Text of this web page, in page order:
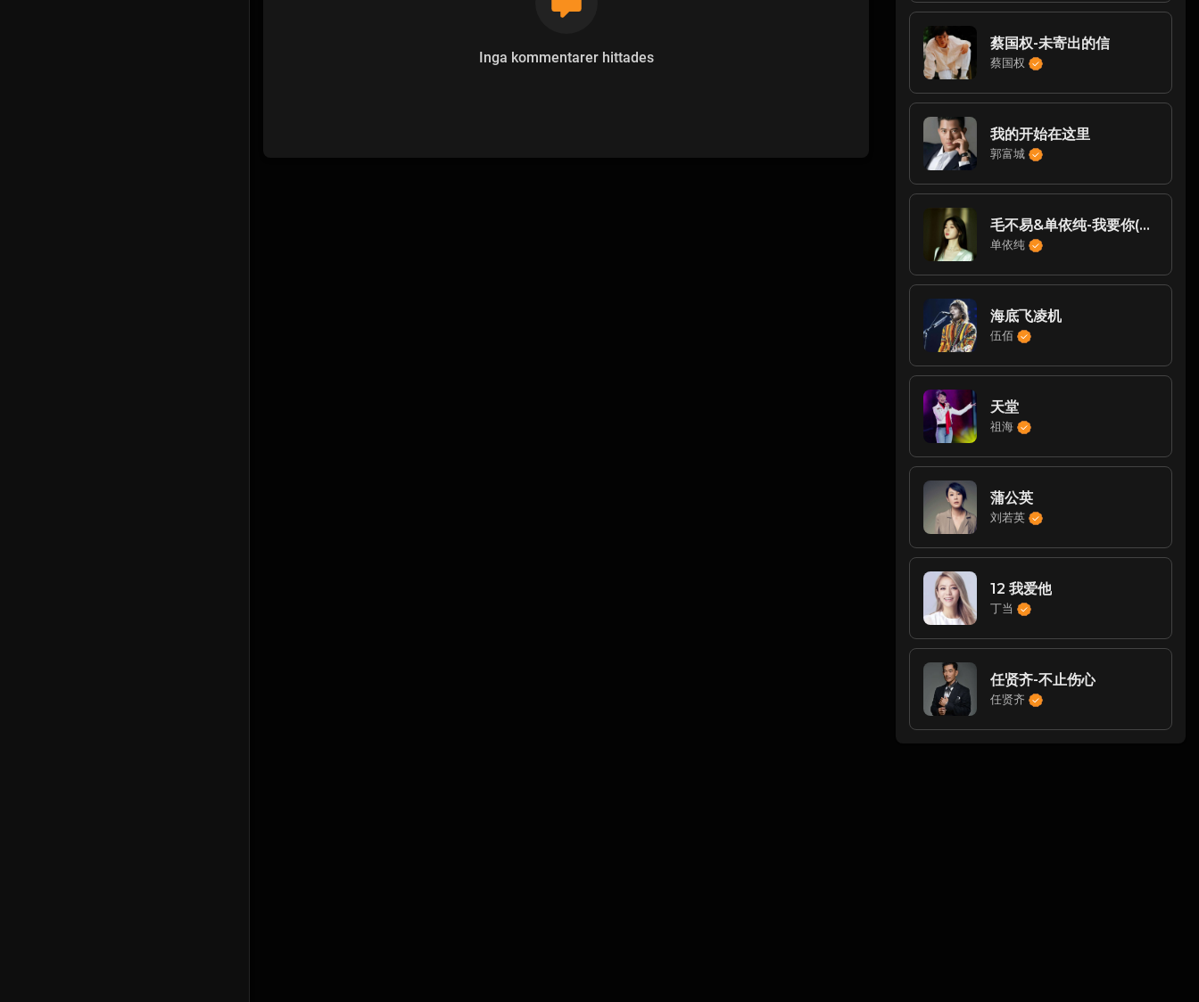
Inga kommentarer hittades
蔡国权-未寄出的信
蔡国权
我的开始在这里
郭富城
毛不易&单依纯-我要你(Live)
单依纯
海底飞凌机
伍佰
天堂
祖海
蒲公英
刘若英
12 我爱他
丁当
任贤齐-不止伤心
任贤齐